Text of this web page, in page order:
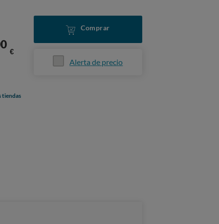
€
Comprar
Alerta de precio
tiendas